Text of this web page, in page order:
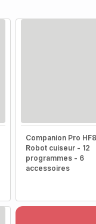
Companion Pro
Robot cuiseur - 12
programmes - 6
accessoires